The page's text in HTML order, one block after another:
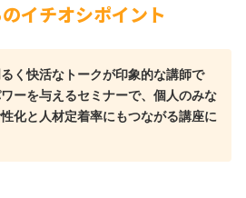
イチオシポイント
く快活なトークが印象的な講師で
ーを与えるセミナーで、個人のみな
化と人材定着率にもつながる講座に